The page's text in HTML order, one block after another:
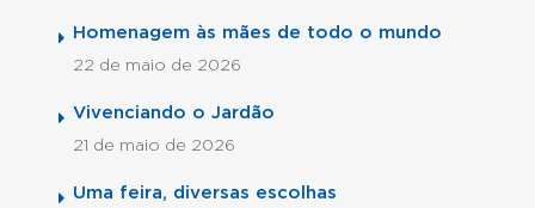
Homenagem às mães de todo o mundo
22 de maio de 2026
Vivenciando o Jardão
21 de maio de 2026
Uma feira, diversas escolhas